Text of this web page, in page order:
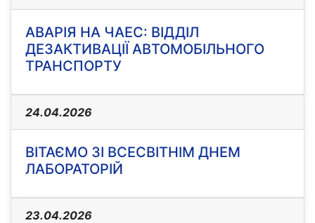
АВАРІЯ НА ЧАЕС: ВІДДІЛ
ДЕЗАКТИВАЦІЇ АВТОМОБІЛЬНОГО
ТРАНСПОРТУ
24.04.2026
ВІТАЄМО ЗІ ВСЕСВІТНІМ ДНЕМ
ЛАБОРАТОРІЙ
23.04.2026